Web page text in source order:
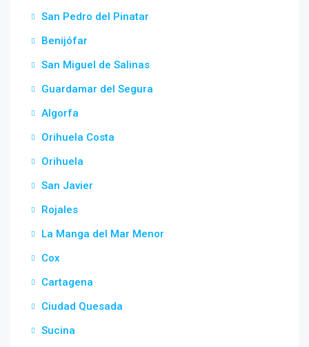
San Pedro del Pinatar
Benijófar
San Miguel de Salinas
Guardamar del Segura
Algorfa
Orihuela Costa
Orihuela
San Javier
Rojales
La Manga del Mar Menor
Cox
Cartagena
Ciudad Quesada
Sucina